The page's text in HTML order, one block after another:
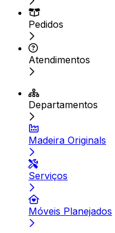
Pedidos
Atendimentos
Departamentos
Madeira Originals
Serviços
Móveis Planejados